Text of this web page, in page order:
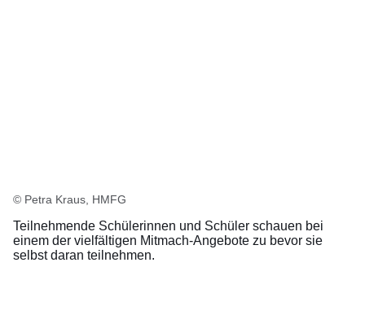
© Petra Kraus, HMFG
Teilnehmende Schülerinnen und Schüler schauen bei
einem der vielfältigen Mitmach-Angebote zu bevor sie
selbst daran teilnehmen.